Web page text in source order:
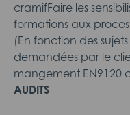
cramifFaire les
formations aux
(En fonction des
demandées par le
mangement EN9120
AUDITS